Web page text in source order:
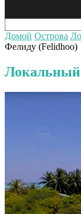
Домой Острова
Фелиду (Felidhoo)
Локальный